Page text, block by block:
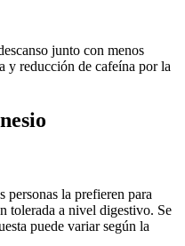
junto con menos
y reducción de cafeína por la
la prefieren para
tolerada a nivel digestivo. Se
puede variar según la